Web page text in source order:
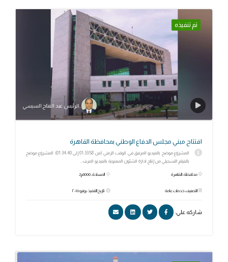
تم تنفيذه
الرئيس عبد الفتاح السيسي
افتتاح مبني مجلس الدفاع الوطني بمحافظة القاهرة
المشروع موضح بالفيديو المرفق في الوقت الزمني (من 01:33:58 إلى 01:34:40) المشروع موضح
بالفيلم التسجيلي من إنتاج ادارة الشئون المعنوية بالفيديو المرف...
محافظة: القاهرة
التصنيف: خدمات عامة
المساحة: 3000م2
تاريخ التنفيذ: يونيو ٢٠١٥
شاركه علي: